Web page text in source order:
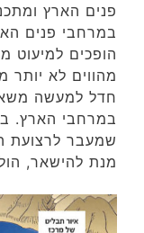
פנים הארץ
במרחבי פנים
הופכים למיעוט
חדל למעשה
במרחבי הארץ.
שמעבר לרצועת
מנת להישאר,